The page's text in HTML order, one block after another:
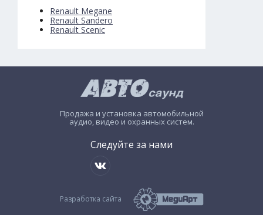
Renault Megane
Renault Sandero
Renault Scenic
Продажа и установка автомобильной
аудио, видео и охранных систем.
Следуйте за нами
Разработка сайта